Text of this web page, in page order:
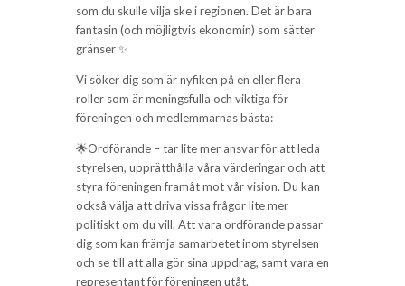
som du skulle vilja ske i regionen. Det är bara
fantasin (och möjligtvis ekonomin) som sätter
gränser ✨
Vi söker dig som är nyfiken på en eller flera
roller som är meningsfulla och viktiga för
föreningen och medlemmarnas bästa:
🌟Ordförande – tar lite mer ansvar för att leda
styrelsen, upprätthålla våra värderingar och att
styra föreningen framåt mot vår vision. Du kan
också välja att driva vissa frågor lite mer
politiskt om du vill. Att vara ordförande passar
dig som kan främja samarbetet inom styrelsen
och se till att alla gör sina uppdrag, samt vara en
representant för föreningen utåt.